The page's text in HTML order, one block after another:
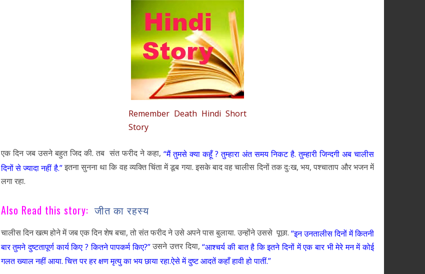
Remember Death Hindi Short
Story
एक दिन जब उसने बहुत जिद की. तब संत फरीद ने कहा, “मैं तुमसे क्या कहूँ ? तुम्हारा अंत समय निकट है. तुम्हारी जिन्दगी अब चालीस
दिनों से ज्यादा नहीं है.”इतना सुनना था कि वह व्यक्ति चिंता में डूब गया. इसके बाद वह चालीस दिनों तक दुःख, भय, पश्चाताप और भजन में
लगा रहा.
Also Read this story: जीत का रहस्य
चालीस दिन खत्म होने में जब एक दिन शेष बचा, तो संत फरीद ने उसे अपने पास बुलाया. उन्होंने उससे पूछा. “इन उनतालीस दिनों में कितनी
बार तुमने दुष्टतापूर्ण कार्य किए ? कितने पापकर्म किए?”उसने उत्तर दिया,“आश्चर्य की बात है कि इतने दिनों में एक बार भी मेरे मन में कोई
गलत ख्याल नहीं आया. चित्त पर हर क्षण मृत्यु का भय छाया रहा.ऐसे में दुष्ट आदतें कहाँ हावी हो पातीं.”